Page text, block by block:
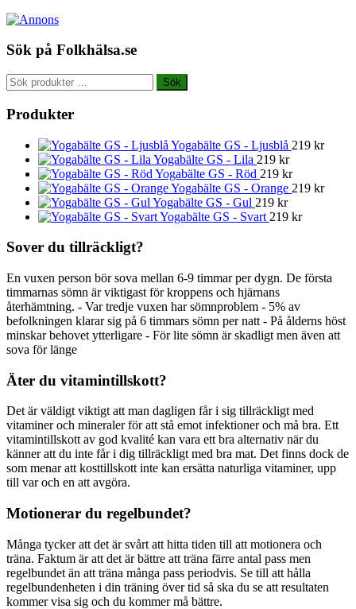
Sök på Folkhälsa.se
Sök
efter:
Sök
Produkter
Yogabälte GS - Ljusblå 219 kr
Yogabälte GS - Lila 219 kr
Yogabälte GS - Röd 219 kr
Yogabälte GS - Orange 219 kr
Yogabälte GS - Gul 219 kr
Yogabälte GS - Svart 219 kr
Sover du tillräckligt?
En vuxen person bör sova mellan 6-9 timmar per dygn. De första
timmarnas sömn är viktigast för kroppens och hjärnans
återhämtning. - Var tredje vuxen har sömnproblem - 5% av
befolkningen klarar sig på 6 timmars sömn per natt - På ålderns höst
minskar behovet ytterligare - För lite sömn är skadligt men även att
sova för länge
Äter du vitamintillskott?
Det är väldigt viktigt att man dagligen får i sig tillräckligt med
vitaminer och mineraler för att stå emot infektioner och må bra. Ett
vitamintillskott av god kvalité kan vara ett bra alternativ när du
känner att du inte får i dig tillräckligt med bra mat. Det finns dock de
som menar att kosttillskott inte kan ersätta naturliga vitaminer, upp
till var och en att avgöra.
Motionerar du regelbundet?
Många tycker att det är svårt att hitta tiden till att motionera och
träna. Faktum är att det är bättre att träna färre antal pass men
regelbundet än att träna många pass periodvis. Se till att hålla
regelbundenheten i din träning över tid så ska du se att resultaten
kommer visa sig och du kommer må bättre.